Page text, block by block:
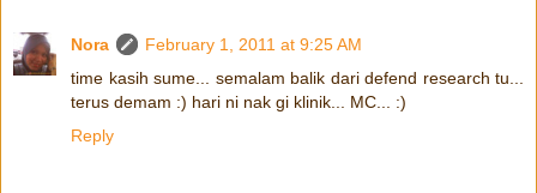
Nora
February 1, 2011 at 9:25 AM
time kasih sume... semalam balik dari defend research tu...
terus demam :) hari ni nak gi klinik... MC... :)
Reply